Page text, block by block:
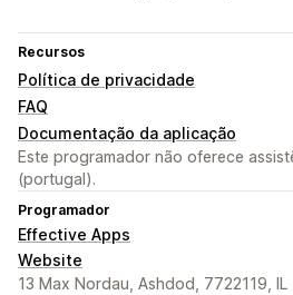
Recursos
Política de privacidade
FAQ
Documentação da aplicação
Este programador não oferece
(portugal).
Programador
Effective Apps
Website
13 Max Nordau, Ashdod, 7722119, IL